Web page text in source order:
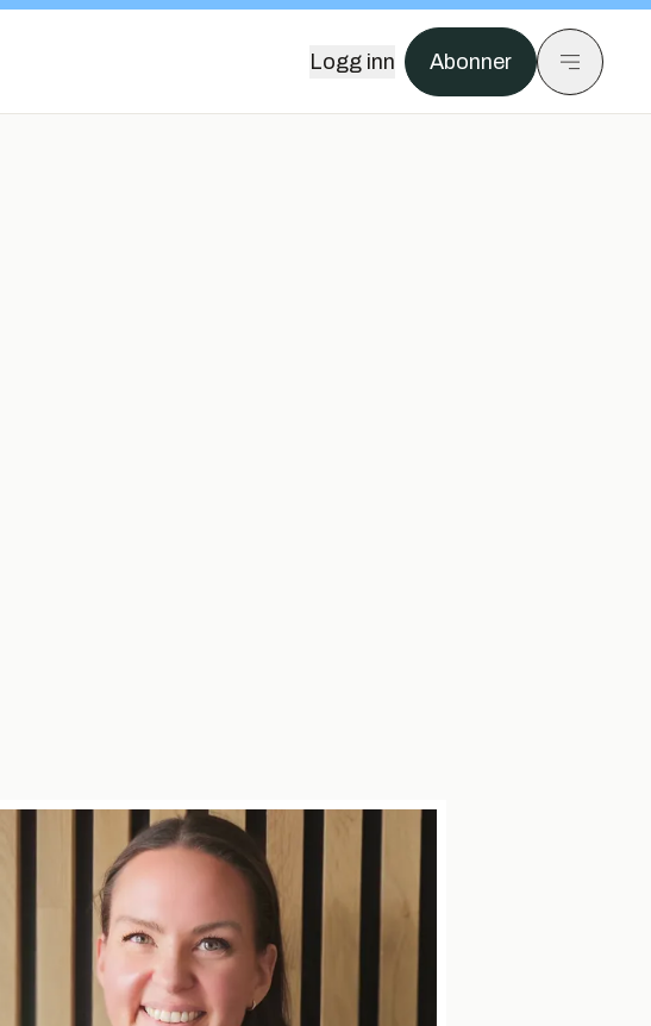
Logg inn Abonner